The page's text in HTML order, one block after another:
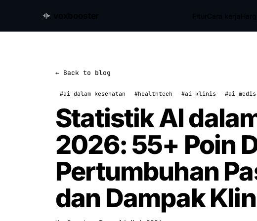
← Back to blog
#ai dalam kesehatan #healthtech #ai klinis #ai medis
Statistik AI
2026: 55+ Poin
Pertumbuhan
dan Dampak